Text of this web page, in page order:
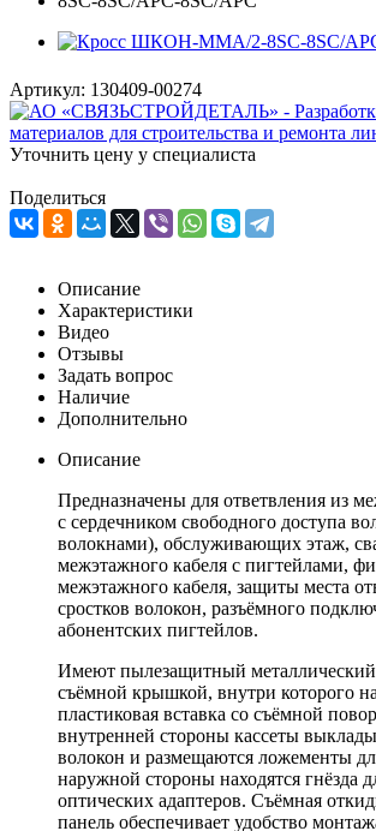
Артикул: 130409-00274
Уточнить цену у специалиста
Поделиться
Описание
Характеристики
Видео
Отзывы
Задать вопрос
Наличие
Дополнительно
Описание
Предназначены для ответвления из
с сердечником свободного доступа
волокнами), обслуживающих этаж,
межэтажного кабеля с пигтейлами,
межэтажного кабеля, защиты места
сростков волокон, разъёмного
абонентских пигтейлов.
Имеют пылезащитный металлический
съёмной крышкой, внутри которого
пластиковая вставка со съёмной
внутренней стороны кассеты
волокон и размещаются ложементы
наружной стороны находятся гнёзда
оптических адаптеров. Съёмная
панель обеспечивает удобство